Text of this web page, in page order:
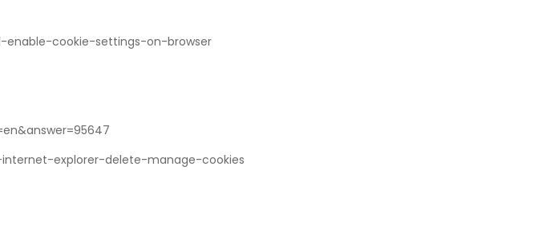
cookie-settings-on-browser
explorer-delete-manage-cookies